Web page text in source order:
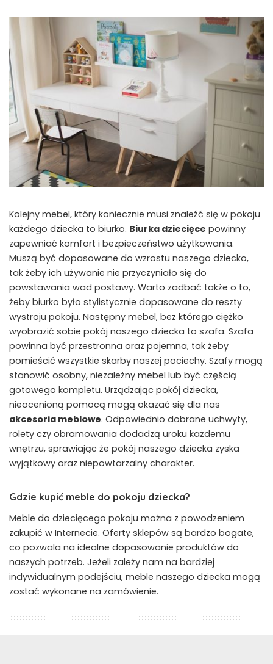
Kolejny mebel, który koniecznie musi znaleźć się w pokoju
każdego dziecka to biurko. Biurka dziecięce powinny
zapewniać komfort i bezpieczeństwo użytkowania.
Muszą być dopasowane do wzrostu naszego dziecko,
tak żeby ich używanie nie przyczyniało się do
powstawania wad postawy. Warto zadbać także o to,
żeby biurko było stylistycznie dopasowane do reszty
wystroju pokoju. Następny mebel, bez którego ciężko
wyobrazić sobie pokój naszego dziecka to szafa. Szafa
powinna być przestronna oraz pojemna, tak żeby
pomieścić wszystkie skarby naszej pociechy. Szafy mogą
stanowić osobny, niezależny mebel lub być częścią
gotowego kompletu. Urządzając pokój dziecka,
nieocenioną pomocą mogą okazać się dla nas
akcesoria meblowe. Odpowiednio dobrane uchwyty,
rolety czy obramowania dodadzą uroku każdemu
wnętrzu, sprawiając że pokój naszego dziecka zyska
wyjątkowy oraz niepowtarzalny charakter.
Gdzie kupić meble do pokoju dziecka?
Meble do dziecięcego pokoju można z powodzeniem
zakupić w Internecie. Oferty sklepów są bardzo bogate,
co pozwala na idealne dopasowanie produktów do
naszych potrzeb. Jeżeli zależy nam na bardziej
indywidualnym podejściu, meble naszego dziecka mogą
zostać wykonane na zamówienie.